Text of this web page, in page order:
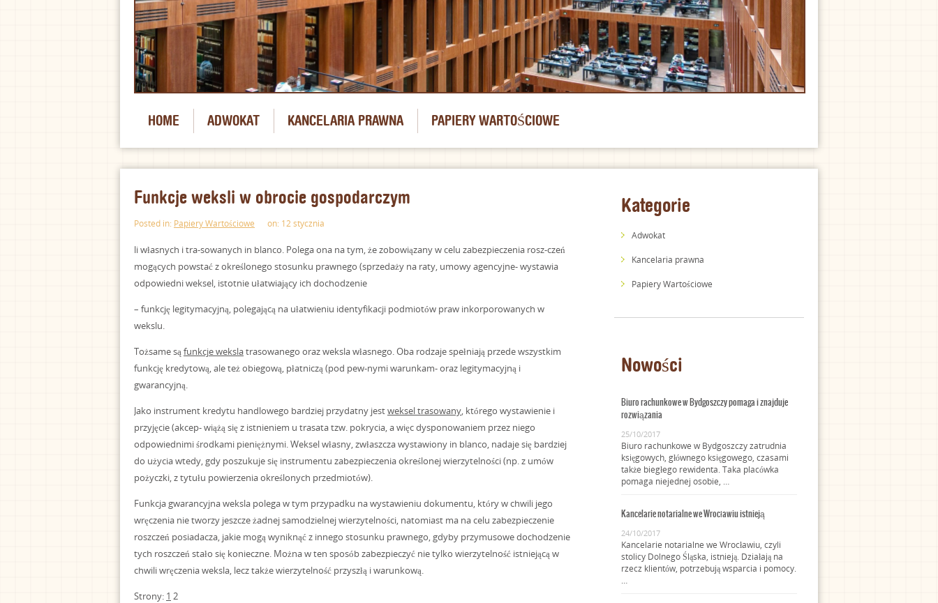
HOME ADWOKAT KANCELARIA PRAWNA PAPIERY WARTOŚCIOWE
Kategorie
Adwokat
Kancelaria prawna
Papiery Wartościowe
Nowości
Biuro rachunkowe w Bydgoszczy pomaga i znajduje
rozwiązania
25/10/2017
Biuro rachunkowe w Bydgoszczy zatrudnia
księgowych, głównego księgowego, czasami
także biegłego rewidenta. Taka placówka
pomaga niejednej osobie, …
Kancelarie notarialne we Wrocławiu istnieją
24/10/2017
Kancelarie notarialne we Wrocławiu, czyli
stolicy Dolnego Śląska, istnieją. Działają na
rzecz klientów, potrzebują wsparcia i pomocy.
…
Funkcje weksli w obrocie gospodarczym
Posted in: Papiery Wartościowe on: 12 stycznia
li własnych i tra-sowanych in blanco. Polega ona na tym, że zobowiązany w celu zabezpieczenia rosz-czeń
mogących powstać z określonego stosunku prawnego (sprzedaży na raty, umowy agencyjne- wystawia
odpowiedni weksel, istotnie ułatwiający ich dochodzenie
– funkcję legitymacyjną, polegającą na ułatwieniu identyfikacji podmiotów praw inkorporowanych w
wekslu.
Tożsame sąfunkcje wekslatrasowanego oraz weksla własnego. Oba rodzaje spełniają przede wszystkim
funkcję kredytową, ale też obiegową, płatniczą (pod pew-nymi warunkam- oraz legitymacyjną i
gwarancyjną.
Jako instrument kredytu handlowego bardziej przydatny jestweksel trasowany, którego wystawienie i
przyjęcie (akcep- wiążą się z istnieniem u trasata tzw. pokrycia, a więc dysponowaniem przez niego
odpowiednimi środkami pieniężnymi. Weksel własny, zwłaszcza wystawiony in blanco, nadaje się bardziej
do użycia wtedy, gdy poszukuje się instrumentu zabezpieczenia określonej wierzytelności (np. z umów
pożyczki, z tytułu powierzenia określonych przedmiotów).
Funkcja gwarancyjna weksla polega w tym przypadku na wystawieniu dokumentu, który w chwili jego
wręczenia nie tworzy jeszcze żadnej samodzielnej wierzytelności, natomiast ma na celu zabezpieczenie
roszczeń posiadacza, jakie mogą wyniknąć z innego stosunku prawnego, gdyby przymusowe dochodzenie
tych roszczeń stało się konieczne. Można w ten sposób zabezpieczyć nie tylko wierzytelność istniejącą w
chwili wręczenia weksla, lecz także wierzytelność przyszłą i warunkową.
Strony: 1 2